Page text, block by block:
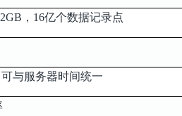
，16亿个数据记录点
与服务器时间统一